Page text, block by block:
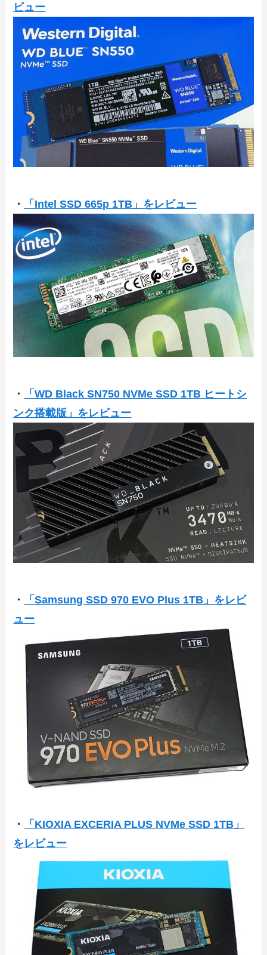
ビュー
・ 「Intel SSD 665p 1TB」をレビュー
・
「WD Black SN750 NVMe SSD 1TB ヒートシ
ンク搭載版」をレビュー
・
「Samsung SSD 970 EVO Plus 1TB」をレビ
ュー
・
「KIOXIA EXCERIA PLUS NVMe SSD 1TB」
をレビュー